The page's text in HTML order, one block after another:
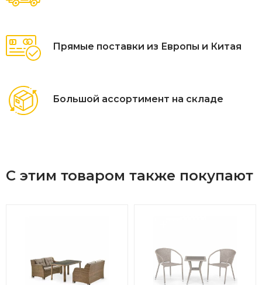
Количество посадочных мест - 6 человек
Максимальная нагрузка на посадочное место - 150 кг
Категория ротанга - первичная
Страна производитель - Китай
Прямые поставки из Европы и Китая
Большой ассортимент на складе
С этим товаром также покупают